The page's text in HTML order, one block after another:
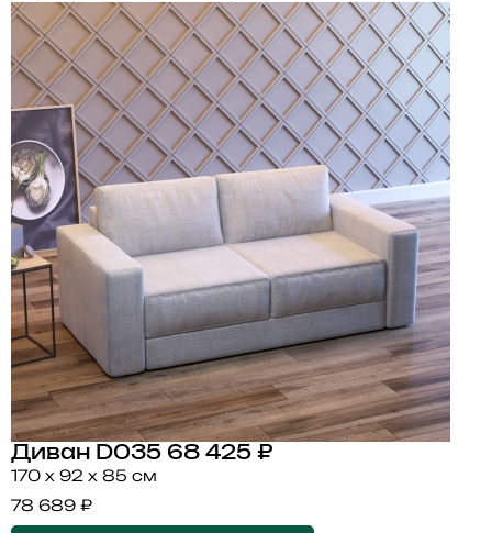
Диван D035 68 425 ₽
170 x 92 x 85 см
78 689 ₽